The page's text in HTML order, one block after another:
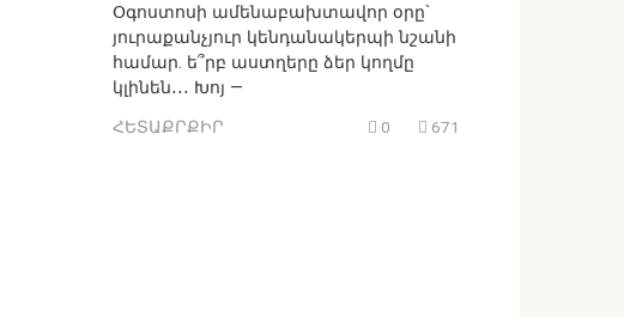
Օգոստոսի ամենաբախտավոր օրը`
յուրաքանչյուր կենդանակերպի նշանի
համար. ե՞րբ աստղերը ձեր կողմը
կլինեն․․․ Խոյ —
ՀԵՏԱՔՐՔԻՐ 0 671